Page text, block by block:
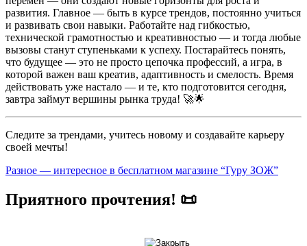
развития. Главное — быть в курсе трендов, постоянно учиться
и развивать свои навыки. Работайте над гибкостью,
технической грамотностью и креативностью — и тогда любые
вызовы станут ступеньками к успеху. Постарайтесь понять,
что будущее — это не просто цепочка профессий, а игра, в
которой важен ваш креатив, адаптивность и смелость. Время
действовать уже настало — и те, кто подготовится сегодня,
завтра займут вершины рынка труда! 🚀🌟
Следите за трендами, учитесь новому и создавайте карьеру
своей мечты!
Разное — интересное в бесплатном магазине “Гуру ЗОЖ”
Приятного прочтения! 📜